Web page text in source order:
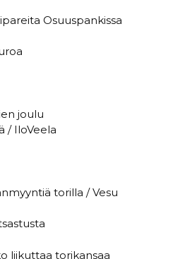
Osuuspankissa
/ IloVeela
torilla / Vesu
torikansaa